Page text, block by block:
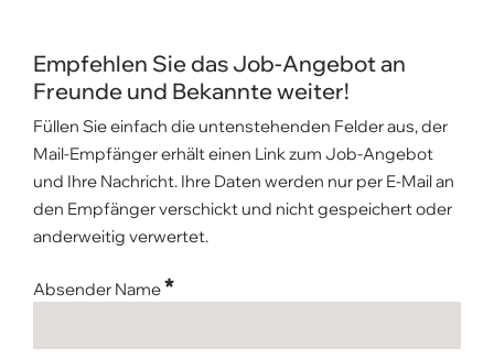
Empfehlen Sie das Job-Angebot an
Freunde und Bekannte weiter!
Füllen Sie einfach die untenstehenden Felder aus, der
Mail-Empfänger erhält einen Link zum Job-Angebot
und Ihre Nachricht. Ihre Daten werden nur per E-Mail an
den Empfänger verschickt und nicht gespeichert oder
anderweitig verwertet.
Absender Name*